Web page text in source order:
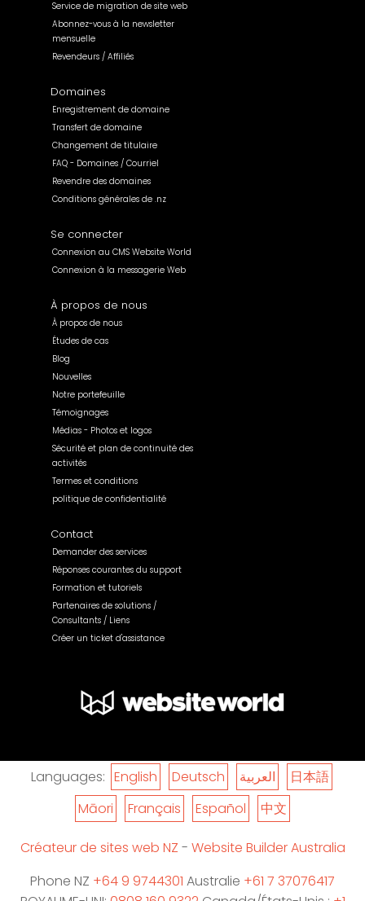
Service de migration de site web
Abonnez-vous à la newsletter
mensuelle
Revendeurs / Affiliés
Domaines
Enregistrement de domaine
Transfert de domaine
Changement de titulaire
FAQ - Domaines / Courriel
Revendre des domaines
Conditions générales de .nz
Se connecter
Connexion au CMS Website World
Connexion à la messagerie Web
À propos de nous
À propos de nous
Études de cas
Blog
Nouvelles
Notre portefeuille
Témoignages
Médias - Photos et logos
Sécurité et plan de continuité des
activités
Termes et conditions
politique de confidentialité
Contact
Demander des services
Réponses courantes du support
Formation et tutoriels
Partenaires de solutions /
Consultants / Liens
Créer un ticket d'assistance
Languages: English Deutsch العربية
日本語
Māori
Français Español 中文
Créateur de sites web NZ - Website Builder Australia
Phone NZ +64 9 9744301 Australie +61 7 37076417